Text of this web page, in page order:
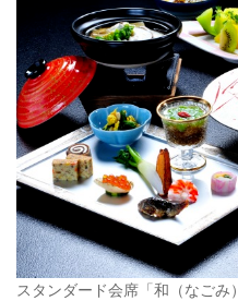
スタンダード会席「和（なごみ